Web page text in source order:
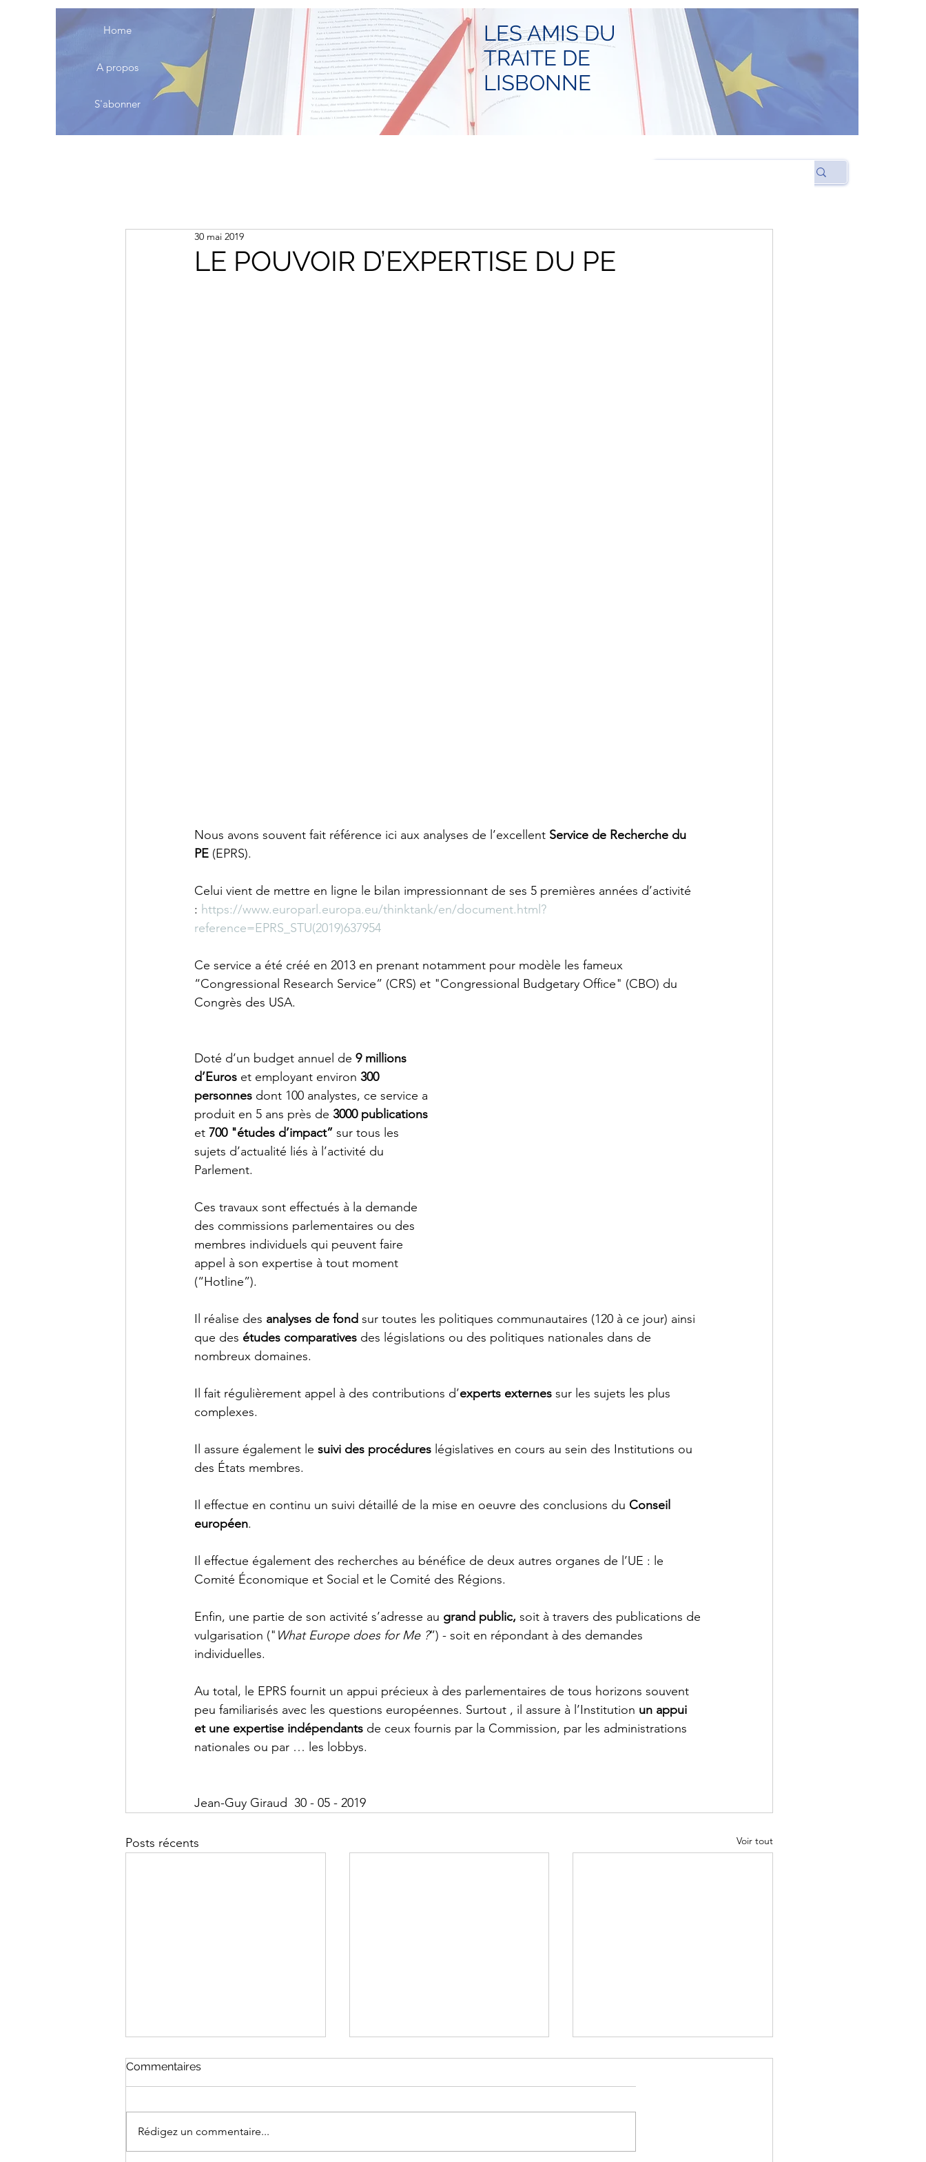
LES AMIS DU
TRAITE DE
LISBONNE
Home
A propos
S'abonner
LE POUVOIR D’EXPERTISE DU PE
30 mai 2019
Nous avons souvent fait référence ici aux analyses de l’excellent Service de Recherche du
PE (EPRS).
Celui vient de mettre en ligne le bilan impressionnant de ses 5 premières années d’activité
: https://www.europarl.europa.eu/thinktank/en/document.html?
reference=EPRS_STU(2019)637954
Ce service a été créé en 2013 en prenant notamment pour modèle les fameux
“Congressional Research Service” (CRS) et "Congressional Budgetary Office" (CBO) du
Congrès des USA.
Doté d’un budget annuel de 9 millions
d’Euros et employant environ 300
personnes dont 100 analystes, ce service a
produit en 5 ans près de 3000 publications
et 700 "études d’impact” sur tous les
sujets d’actualité liés à l’activité du
Parlement.
Ces travaux sont effectués à la demande
des commissions parlementaires ou des
membres individuels qui peuvent faire
appel à son expertise à tout moment
(“Hotline”).
Il réalise des analyses de fond sur toutes les politiques communautaires (120 à ce jour) ainsi
que des études comparatives des législations ou des politiques nationales dans de
nombreux domaines.
Il fait régulièrement appel à des contributions d’experts externes sur les sujets les plus
complexes.
Il assure également le suivi des procédures législatives en cours au sein des Institutions ou
des États membres.
Il effectue en continu un suivi détaillé de la mise en oeuvre des conclusions du Conseil
européen.
Il effectue également des recherches au bénéfice de deux autres organes de l’UE : le
Comité Économique et Social et le Comité des Régions.
Enfin, une partie de son activité s’adresse au grand public, soit à travers des publications de
vulgarisation (" What Europe does for Me ?”) - soit en répondant à des demandes
individuelles.
Au total, le EPRS fournit un appui précieux à des parlementaires de tous horizons souvent
peu familiarisés avec les questions européennes. Surtout , il assure à l’Institution un appui
et une expertise indépendants de ceux fournis par la Commission, par les administrations
nationales ou par … les lobbys.
Jean-Guy Giraud  30 - 05 - 2019
Posts récents Voir tout
Commentaires
Rédigez un commentaire...